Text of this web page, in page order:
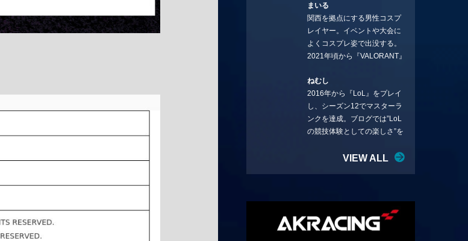
rmKUBO
BGMなどを手掛ける作曲家と
フリーランスのライターの二
足の草鞋を履いて幅広く活動
中。無類のラーメン好き！
Twitter:@ongakucas
まいる
関西を拠点にする男性コスプ
レイヤー。イベントや大会に
よくコスプレ姿で出没する。
2021年頃から『VALORANT』
続ける。現在の推しチームは
「CREST GAMING」。X：
@mlunias（Photo by
Subaru.F.）
ねむし
2016年から『LoL』をプレイ
し、シーズン12でマスターラ
ンクを達成。ブログでは”LoL
の競技体験としての楽しさ”を
リーを愛し、元ADCメイン
VIEW ALL